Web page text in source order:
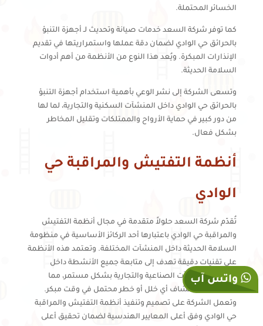
الخسائر المحتملة.
كما توفر شركة السعد خدمات صيانة وتحديث لـ أجهزة التنبؤ
بالحرائق حي الوادي لضمان دقة عملها واستمراريتها في تقديم
الإنذارات المبكرة. ويُعد هذا النوع من الأنظمة من أهم أدوات
السلامة الحديثة.
وتسعى الشركة إلى نشر الوعي بأهمية استخدام أجهزة التنبؤ
بالحرائق حي الوادي داخل المنشآت السكنية والتجارية، لما لها
من دور كبير في حماية الأرواح والممتلكات وتقليل المخاطر
بشكل فعال.
أنظمة التفتيش والمراقبة حي
الوادي
تُقدّم شركة السعد حلولاً متقدمة في مجال أنظمة التفتيش
والمراقبة حي الوادي باعتبارها أحد الركائز الأساسية في منظومة
السلامة الحديثة داخل المنشآت المختلفة. وتعتمد هذه الأنظمة
على تقنيات دقيقة تهدف إلى متابعة جميع الأنشطة داخل
المباني والمنشآت الصناعية والتجارية بشكل مستمر، مما
يساعد على اكتشاف أي خلل أو خطر محتمل في وقت مبكر.
وتعمل الشركة على تصميم وتنفيذ أنظمة التفتيش والمراقبة
حي الوادي وفق أعلى المعايير الهندسية لضمان تحقيق أعلى
واتس آب